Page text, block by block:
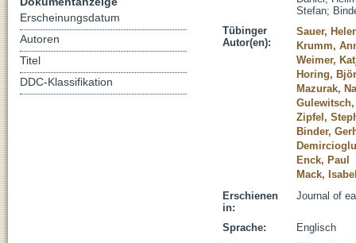
Stefan;
Tübinger
Autor(en):
Sauer,
Krumm,
Weimer,
Horing,
Mazurak,
Zipfel,
Binder,
Enck, Paul
Mack,
Erschienen
in:
Journal of
Sprache:
Englisch
Erscheinungsdatum
Autoren
Titel
DDC-Klassifikation